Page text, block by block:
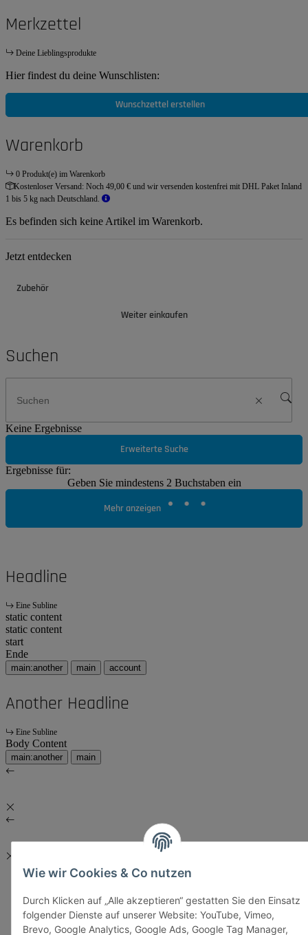
Wie wir Cookies & Co nutzen
Durch Klicken auf „Alle akzeptieren“ gestatten Sie den Einsatz
folgender Dienste auf unserer Website: YouTube, Vimeo,
Brevo, Google Analytics, Google Ads, Google Tag Manager,
Merkzettel
Deine Lieblingsprodukte
Hier findest du deine Wunschlisten:
Wunschzettel erstellen
Warenkorb
0 Produkt(e) im Warenkorb
Kostenloser Versand: Noch 49,00 € und wir versenden kostenfrei mit DHL Paket Inland
1 bis 5 kg nach Deutschland.
Es befinden sich keine Artikel im Warenkorb.
Jetzt entdecken
Zubehör
Weiter einkaufen
Suchen
Keine Ergebnisse
Erweiterte Suche
Ergebnisse für:
Geben Sie mindestens 2 Buchstaben ein
Mehr anzeigen
Headline
Eine Subline
static content
static content
start
Ende
main:another main account
Another Headline
Eine Subline
Body Content
main:another main